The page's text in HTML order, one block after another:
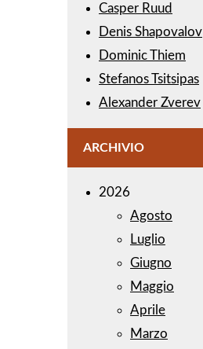
Casper Ruud
Denis Shapovalov
Dominic Thiem
Stefanos Tsitsipas
Alexander Zverev
ARCHIVIO
2026
Agosto
Luglio
Giugno
Maggio
Aprile
Marzo